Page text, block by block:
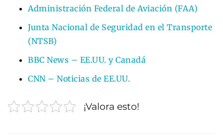
Administración Federal de Aviación (FAA)
Junta Nacional de Seguridad en el Transporte
(NTSB)
BBC News – EE.UU. y Canadá
CNN – Noticias de EE.UU.
¡Valora esto!